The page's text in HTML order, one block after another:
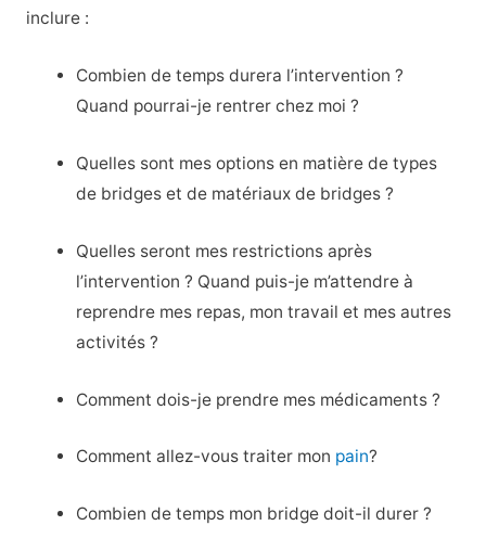
inclure :
Combien de temps durera l’intervention ?
Quand pourrai-je rentrer chez moi ?
Quelles sont mes options en matière de types
de bridges et de matériaux de bridges ?
Quelles seront mes restrictions après
l’intervention ? Quand puis-je m’attendre à
reprendre mes repas, mon travail et mes autres
activités ?
Comment dois-je prendre mes médicaments ?
Comment allez-vous traiter mon pain?
Combien de temps mon bridge doit-il durer ?